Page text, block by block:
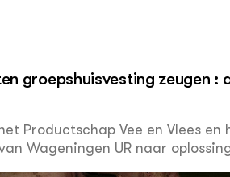
groepshuisvesting zeugen :
Productschap Vee en Vlees
Wageningen UR naar